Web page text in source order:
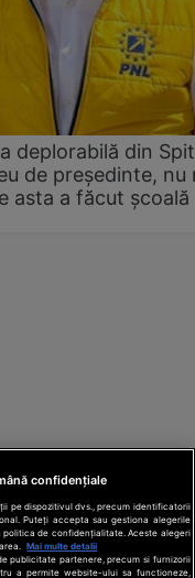
deplorabilă din
de președinte, nu
asta a făcut școală
confidențiale
pe dispozitivul dvs., precum identificatorii
Puteți accepta sau gestiona alegerile
de confidențialitate. Aceste alegeri
Mai multe detalii
publicitate partenere, precum si furnizorii
a permite website-ului sa functioneze,